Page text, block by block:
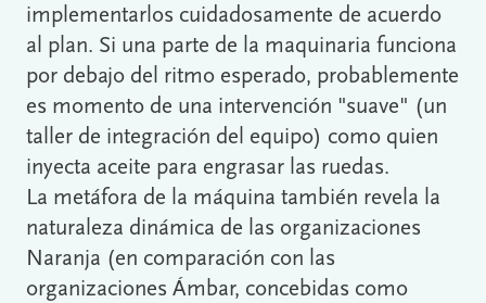
implementarlos cuidadosamente de acuerdo
al plan. Si una parte de la maquinaria funciona
por debajo del ritmo esperado, probablemente
es momento de una intervención "suave" (un
taller de integración del equipo) como quien
inyecta aceite para engrasar las ruedas.
La metáfora de la máquina también revela la
naturaleza dinámica de las organizaciones
Naranja (en comparación con las
organizaciones Ámbar, concebidas como